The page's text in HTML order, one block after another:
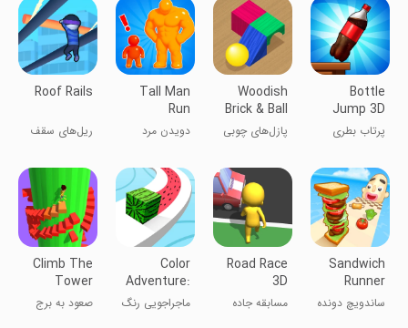
Bottle
Jump 3D
پرتاب بطری
Woodish
Brick & Ball
Puzzles -
پازل‌های چوبی
Tall Man
Run
دویدن مرد
Roof Rails
ریل‌های سقف
Sandwich
Runner
ساندویچ دونده
Road Race
3D
مسابقه جاده
Color
Adventure:
Draw the
Path
ماجراجویی رنگ
Climb The
Tower
صعود به برج